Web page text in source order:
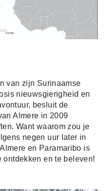
van zijn Surinaamse
nieuwsgierigheid en
besluit de
Almere in 2009
Want waarom zou je
negen uur later in
en Paramaribo is
en te beleven!